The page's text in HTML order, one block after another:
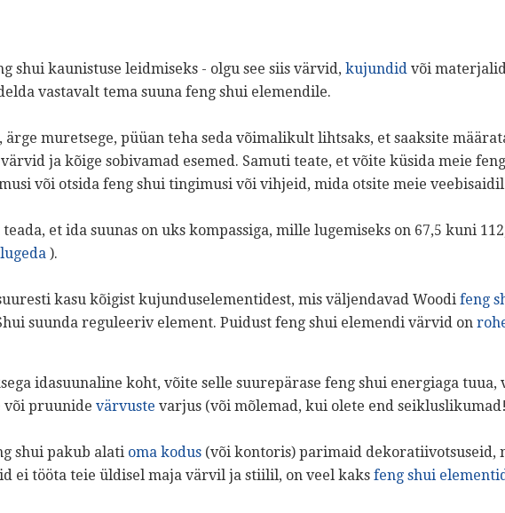
shui kaunistuse leidmiseks - olgu see siis värvid, kujundid või
vastavalt tema suuna feng shui elemendile.
ärge muretsege, püüan teha seda võimalikult lihtsaks, et saaksite
ja kõige sobivamad esemed. Samuti teate, et võite küsida meie
või otsida feng shui tingimusi või vihjeid, mida otsite meie
et ida suunas on uks kompassiga, mille lugemiseks on 67,5 kuni
).
kasu kõigist kujunduselementidest, mis väljendavad Woodi feng
suunda reguleeriv element. Puidust feng shui elemendi värvid on
idasuunaline koht, võite selle suurepärase feng shui energiaga tuua,
või pruunide värvuste varjus (või mõlemad, kui olete end
shui pakub alati oma kodus (või kontoris) parimaid dekoratiivotsuseid,
ei tööta teie üldisel maja värvil ja stiilil, on veel kaks feng shui